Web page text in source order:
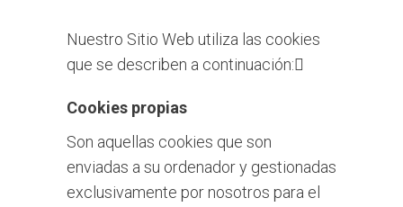
Nuestro Sitio Web utiliza las cookies
que se describen a continuación:
Cookies propias
Son aquellas cookies que son
enviadas a su ordenador y gestionadas
exclusivamente por nosotros para el